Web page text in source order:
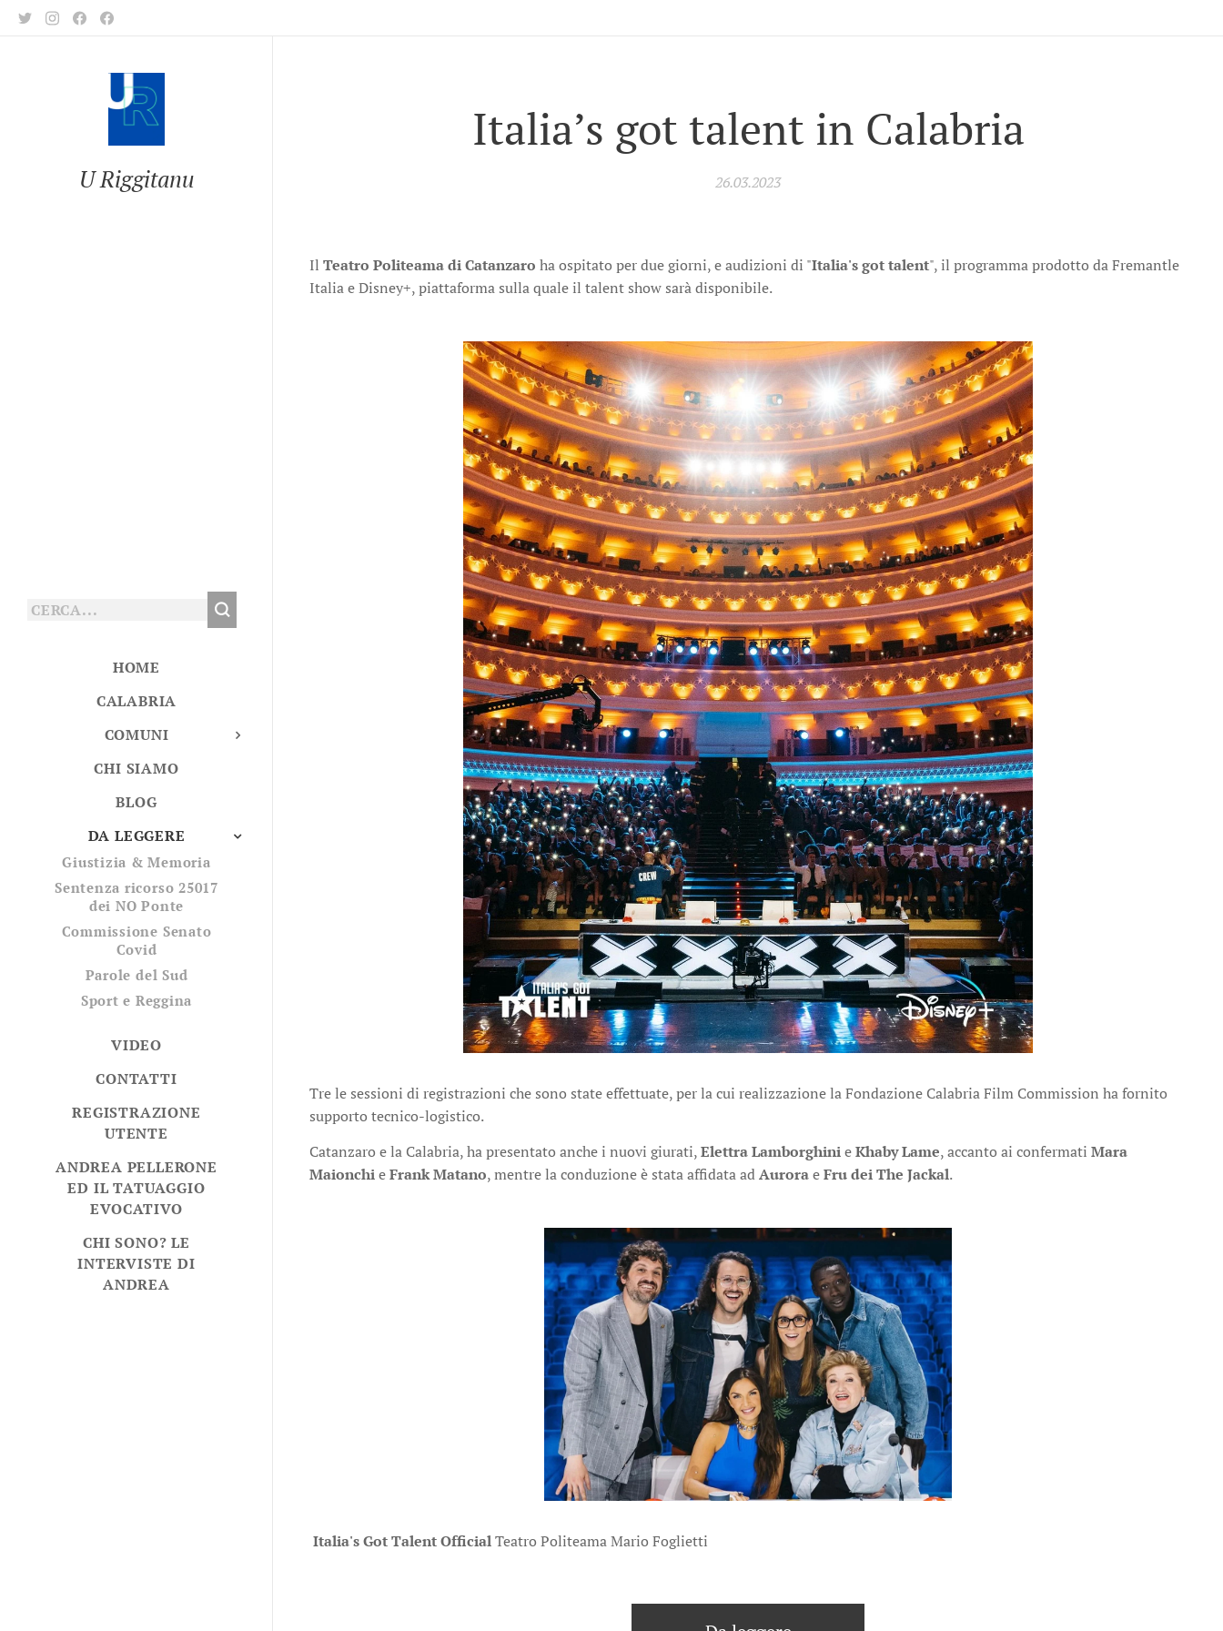
U Riggitanu
HOME
CALABRIA
COMUNI
CHI SIAMO
BLOG
DA LEGGERE
Giustizia & Memoria
Sentenza ricorso 25017
dei NO Ponte
Commissione Senato
Covid
Parole del Sud
Sport e Reggina
VIDEO
CONTATTI
REGISTRAZIONE
UTENTE
ANDREA PELLERONE
ED IL TATUAGGIO
EVOCATIVO
CHI SONO? LE
INTERVISTE DI
ANDREA
Italia’s got talent in Calabria
26.03.2023
Il Teatro Politeama di Catanzaro ha ospitato per due giorni, e audizioni di "Italia's got talent", il programma prodotto da Fremantle
Italia e Disney+, piattaforma sulla quale il talent show sarà disponibile.
Tre le sessioni di registrazioni che sono state effettuate, per la cui realizzazione la Fondazione Calabria Film Commission ha fornito
supporto tecnico-logistico.
Catanzaro e la Calabria, ha presentato anche i nuovi giurati,Elettra LamborghinieKhaby Lame, accanto ai confermati Mara
MaionchieFrank Matano, mentre la conduzione è stata affidata adAuroraeFru dei The Jackal.
Italia's Got Talent OfficialTeatro Politeama Mario Foglietti